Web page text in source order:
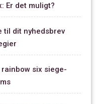
Er det muligt?
dit nyhedsbrev
six siege-